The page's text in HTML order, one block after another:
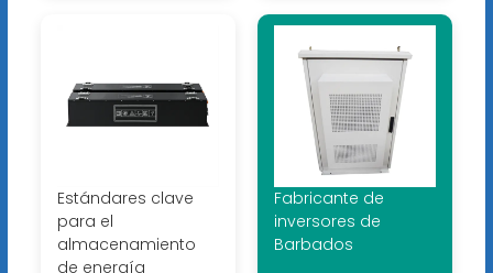
Estándares clave
para el
almacenamiento
de energía
Fabricante de
inversores de
Barbados